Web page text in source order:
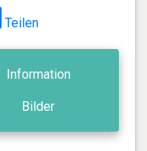
Teilen
Information
Bilder